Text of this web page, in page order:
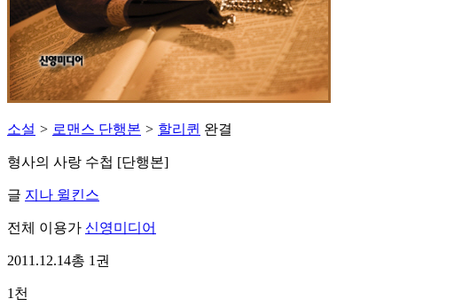
소설 > 로맨스 단행본 > 할리퀸 완결
형사의 사랑 수첩 [단행본]
글 지나 윌킨스
전체 이용가 신영미디어
2011.12.14총 1권
1천